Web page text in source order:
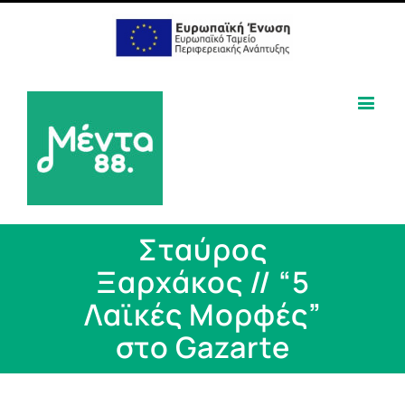
Σταύρος
Ξαρχάκος // “5
Λαϊκές Μορφές”
στο Gazarte